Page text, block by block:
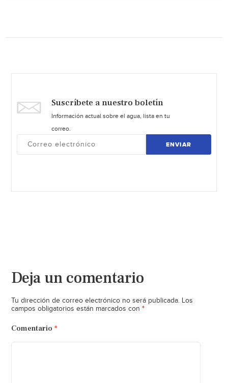
Suscríbete a nuestro boletín
Información actual sobre el agua, lista en tu
correo.
ENVIAR
Deja un comentario
Tu dirección de correo electrónico no será publicada. Los
campos obligatorios están marcados con *
Comentario *